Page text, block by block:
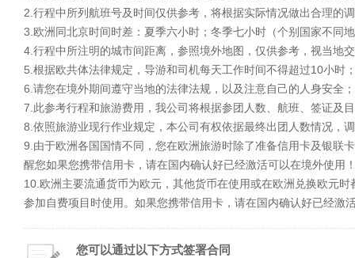
2.行程中所列航班号及时间仅供参考，将根据实际情况做出合理的
3.欧洲同北京时间时差：夏季六小时；冬季七小时（个别国家不同
4.行程中所注明的城市间距离，参照境外地图，仅供参考，视当地
5.根据欧共体法律规定，导游和司机每天工作时间不得超过10小时
6.请您在境外期间遵守当地的法律法规，以及注意自己的人身安全；
7.此参考行程和旅游费用，我公司将根据参团人数、航班、签证及
8.依照旅游业现行作业规定，本公司有权依据最终出团人数情况，
9.由于欧洲各国国情不同，您在欧洲旅游时除了准备信用卡及银联
醒您如果您携带信用卡，请在国内确认好已经激活可以在境外使用
10.欧洲主要流通货币为欧元，其他货币在使用或在欧洲兑换欧元
参加自费项目时使用。如果您携带信用卡，请在国内确认好已经激
您可以通过以下方式签署合同